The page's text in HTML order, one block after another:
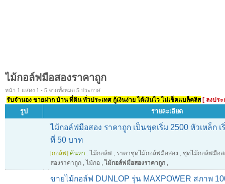
ไม้กอล์ฟมือสองราคาถูก
หน้า 1 แสดง 1 - 5 จากทั้งหมด 5 ประกาศ
รับจำนอง ขายฝาก บ้าน ที่ดิน ทั่วประเทศ กู้เงินง่าย ได้เงินไว ไม่เช็คแบล็คลิส [ ลงปร
รูป รายละเอียด
ไม้กอล์ฟมือสอง ราคาถูก เป็นชุดเริ่ม 2500 หัวเหล็ก เ
ที่ 50 บาท
[กอล์ฟ] ค้นหา : ไม้กอล์ฟ , ราคาชุดไม้กอล์ฟมือสอง , ชุดไม้กอล์ฟมือส
สองราคาถูก , ไม้กอ , ไม้กอล์ฟมือสองราคาถูก ,
ขายไม้กอล์ฟ DUNLOP รุ่น MAXPOWER สภาพ